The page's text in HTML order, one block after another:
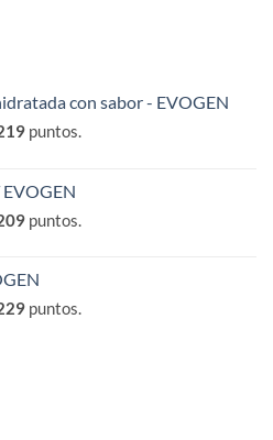
con sabor - EVOGEN
puntos.
puntos.
puntos.